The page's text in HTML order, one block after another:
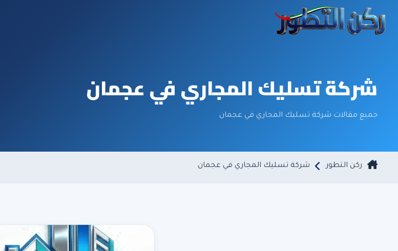
شركة تسليك المجاري في عجمان
جميع مقالات شركة تسليك المجاري في عجمان
ركن التطور شركة تسليك المجاري في عجمان